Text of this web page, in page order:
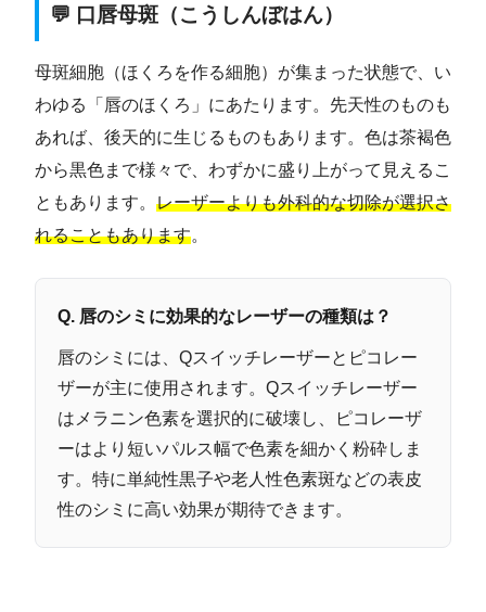
💬 口唇母斑（こうしんぼはん）
母斑細胞（ほくろを作る細胞）が集まった状態で、い
わゆる「唇のほくろ」にあたります。先天性のものも
あれば、後天的に生じるものもあります。色は茶褐色
から黒色まで様々で、わずかに盛り上がって見えるこ
ともあります。 レーザーよりも外科的な切除が選択さ
れることもあります。
Q. 唇のシミに効果的なレーザーの種類は？
唇のシミには、Qスイッチレーザーとピコレー
ザーが主に使用されます。Qスイッチレーザー
はメラニン色素を選択的に破壊し、ピコレーザ
ーはより短いパルス幅で色素を細かく粉砕しま
す。特に単純性黒子や老人性色素斑などの表皮
性のシミに高い効果が期待できます。